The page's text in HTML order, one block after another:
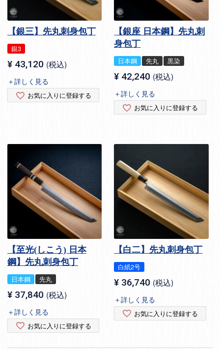
【銀三】先丸刺身包丁
銀3
¥ 43,120 税込
＋詳しく見る
お気に入りに登録する
【銀座 日本鋼】先丸刺
身包丁
日本鋼 先丸 黒染
¥ 42,240 税込
＋詳しく見る
お気に入りに登録する
【至光(しこう) 日本
鋼】先丸刺身包丁
日本鋼 先丸
¥ 37,840 税込
＋詳しく見る
お気に入りに登録する
【白二】先丸刺身包丁
白紙2号
¥ 36,740 税込
＋詳しく見る
お気に入りに登録する